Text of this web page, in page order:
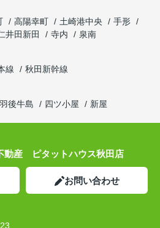
高陽幸町 土崎港中央
手形
井田新田 寺内
泉南
線
秋田新幹線
羽後牛島 四ツ小屋 新屋
動産 ピタットハウス秋田店
お問い合わせ